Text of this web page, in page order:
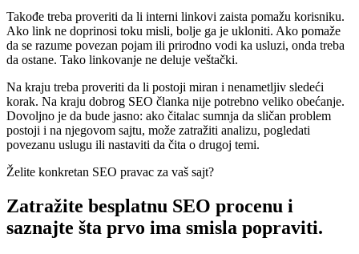
Takođe treba proveriti da li interni linkovi zaista pomažu korisniku.
Ako link ne doprinosi toku misli, bolje ga je ukloniti. Ako pomaže
da se razume povezan pojam ili prirodno vodi ka usluzi, onda treba
da ostane. Tako linkovanje ne deluje veštački.
Na kraju treba proveriti da li postoji miran i nenametljiv sledeći
korak. Na kraju dobrog SEO članka nije potrebno veliko obećanje.
Dovoljno je da bude jasno: ako čitalac sumnja da sličan problem
postoji i na njegovom sajtu, može zatražiti analizu, pogledati
povezanu uslugu ili nastaviti da čita o drugoj temi.
Želite konkretan SEO pravac za vaš sajt?
Zatražite besplatnu SEO procenu i
saznajte šta prvo ima smisla popraviti.